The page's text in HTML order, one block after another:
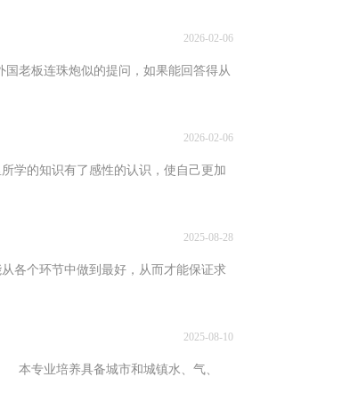
板连珠炮似的提问，如果能回答得从
2026-02-06
有了感性的认识，使自己更加
2026-02-06
环节中做到最好，从而才能保证求
2025-08-28
具备城市和城镇水、气、
2025-08-10